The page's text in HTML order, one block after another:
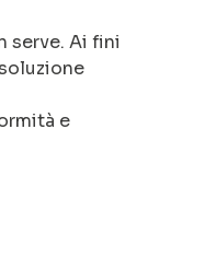
serve. Ai fini
e